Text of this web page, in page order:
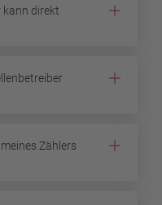
direkt
Zählers